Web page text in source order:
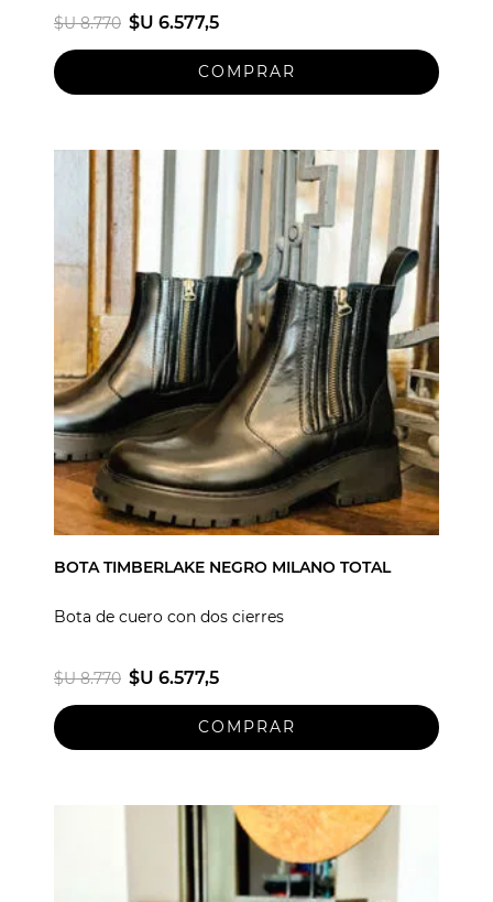
$U 8.770 $U 6.577,5
BOTA TIMBERLAKE NEGRO MILANO TOTAL
Bota de cuero con dos cierres
$U 8.770 $U 6.577,5